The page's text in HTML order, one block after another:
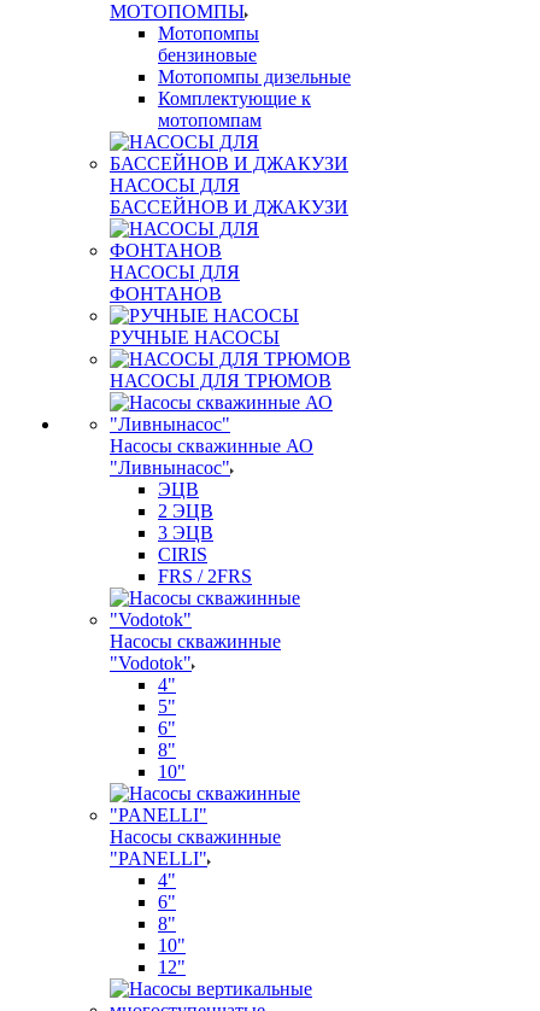
МОТОПОМПЫ
Мотопомпы
бензиновые
Мотопомпы дизельные
Комплектующие к
мотопомпам
НАСОСЫ ДЛЯ
БАССЕЙНОВ И ДЖАКУЗИ
НАСОСЫ ДЛЯ
ФОНТАНОВ
РУЧНЫЕ НАСОСЫ
НАСОСЫ ДЛЯ ТРЮМОВ
Насосы скважинные АО
"Ливнынасос"
ЭЦВ
2 ЭЦВ
3 ЭЦВ
CIRIS
FRS / 2FRS
Насосы скважинные
"Vodotok"
4"
5"
6"
8"
10"
Насосы скважинные
"PANELLI"
4"
6"
8"
10"
12"